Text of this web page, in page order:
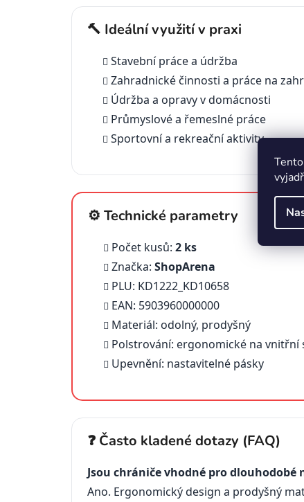
🔨 Ideální využití v praxi
Stavební práce a údržba
Zahradnické činnosti a práce na
Údržba a opravy v domácnosti
Průmyslové a řemeslné práce
Sportovní a rekreační aktivity
⚙️ Technické parametry
Počet kusů: 2 ks
Značka: ShopArena
PLU: KD1222_KD10658
EAN: 5903960000000
Materiál: odolný, prodyšný
Polstrování: ergonomické na vnitřní
Upevnění: nastavitelné pásky
❓ Často kladené dotazy (FAQ)
Jsou chrániče vhodné pro dlouhodobé
Ano. Ergonomický design a prodyšný